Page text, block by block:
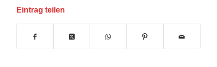
Eintrag teilen